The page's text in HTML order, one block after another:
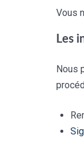
Vous
Les
Nous